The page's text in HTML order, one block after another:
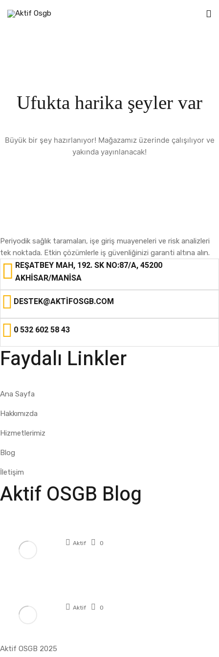
Ufukta harika şeyler var
Büyük bir şey hazırlanıyor! Mağazamız üzerinde çalışılıyor ve
yakında yayınlanacak!
Periyodik sağlık taramaları, işe giriş muayeneleri ve risk analizleri
tek noktada. Etkin çözümlerle iş güvenliğinizi garanti altına alın.
REŞATBEY MAH, 192. SK NO:87/A, 45200
AKHISAR/MANISA
DESTEK@AKTIFOSGB.COM
0 532 602 58 43
Faydalı Linkler
Ana Sayfa
Hakkımızda
Hizmetlerimiz
Blog
İletişim
Aktif OSGB Blog
Aktif 0
Aktif 0
Aktif OSGB 2025